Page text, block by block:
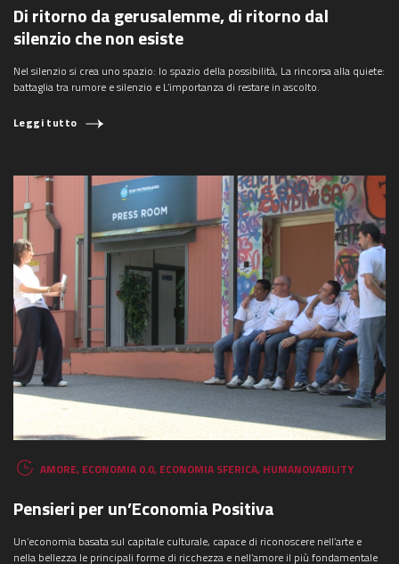
Di ritorno da gerusalemme, di ritorno dal
silenzio che non esiste
Nel silenzio si crea uno spazio: lo spazio della possibilità, La rincorsa alla quiete:
battaglia tra rumore e silenzio e L’importanza di restare in ascolto.
Leggi tutto
AMORE, ECONOMIA 0.0, ECONOMIA SFERICA, HUMANOVABILITY
Pensieri per un’Economia Positiva
Un’economia basata sul capitale culturale, capace di riconoscere nell’arte e
nella bellezza le principali forme di ricchezza e nell’amore il più fondamentale